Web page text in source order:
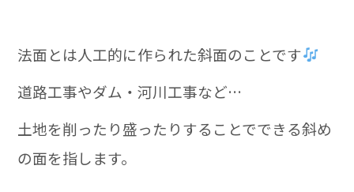
法面とは人工的に作られた斜面のことです
道路工事やダム・河川工事など…
土地を削ったり盛ったりすることでできる斜め
の面を指します。